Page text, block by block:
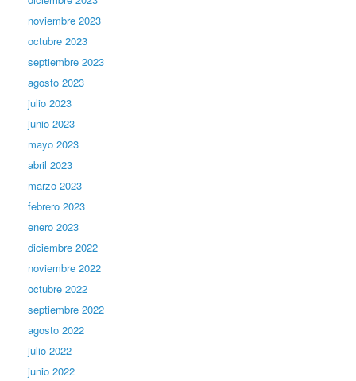
noviembre 2023
octubre 2023
septiembre 2023
agosto 2023
julio 2023
junio 2023
mayo 2023
abril 2023
marzo 2023
febrero 2023
enero 2023
diciembre 2022
noviembre 2022
octubre 2022
septiembre 2022
agosto 2022
julio 2022
junio 2022